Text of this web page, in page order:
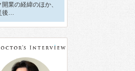
開業の経緯のほか、
後…